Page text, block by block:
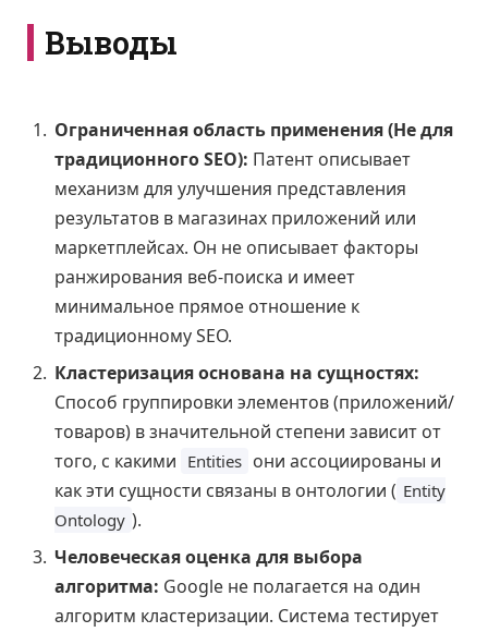
Выводы
Ограниченная область применения (Не для
традиционного SEO): Патент описывает
механизм для улучшения представления
результатов в магазинах приложений или
маркетплейсах. Он не описывает факторы
ранжирования веб-поиска и имеет
минимальное прямое отношение к
традиционному SEO.
Кластеризация основана на сущностях:
Способ группировки элементов (приложений/
товаров) в значительной степени зависит от
того, с какими Entities они ассоциированы и
как эти сущности связаны в онтологии ( Entity
Ontology ).
Человеческая оценка для выбора
алгоритма: Google не полагается на один
алгоритм кластеризации. Система тестирует